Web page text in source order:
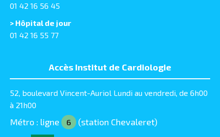
01 42 16 56 45
> Hôpital de jour
01 42 16 55 77
Accès Institut de Cardiologie
52, boulevard Vincent-Auriol Lundi au vendredi, de 6h00
à 21h00
Métro : ligne 6
(station Chevaleret)